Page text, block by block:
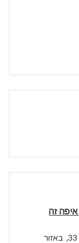
איפה זה
מרפאת ביקורופא ראשון לציון נמצא ברחוב לזרוב 33, באזור